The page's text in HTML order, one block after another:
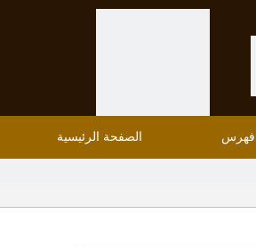
فهرس الصفحة الرئيسية